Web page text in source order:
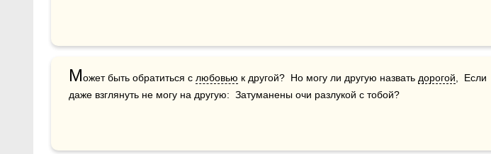
Может быть обратиться с любовью к другой?  Но могу ли другую назвать дорогой ,  Если
даже взглянуть не могу на другую:  Затуманены очи разлукой с тобой?